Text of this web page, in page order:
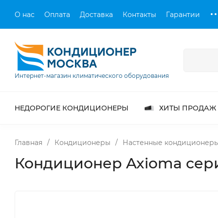
О нас Оплата Доставка Контакты Гарантии
Интернет-магазин климатического оборудования
НЕДОРОГИЕ КОНДИЦИОНЕРЫ ХИТЫ ПРОДАЖ
Главная / Кондиционеры / Настенные
Кондиционер Axioma